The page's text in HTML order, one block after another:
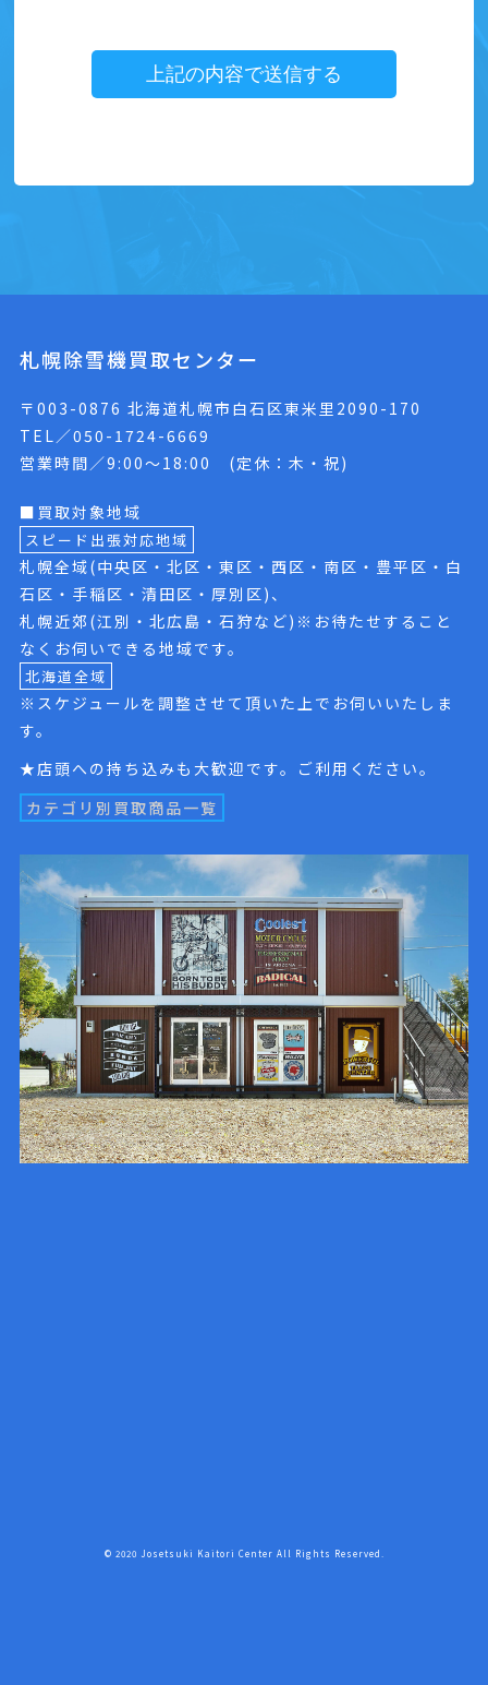
札幌除雪機買取センター
〒003-0876 北海道札幌市白石区東米里2090-170
TEL／050-1724-6669
営業時間／9:00〜18:00 (定休：木・祝)
■買取対象地域
スピード出張対応地域
札幌全域(中央区・北区・東区・西区・南区・豊平区・白
石区・手稲区・清田区・厚別区)、
札幌近郊(江別・北広島・石狩など)※お待たせすること
なくお伺いできる地域です。
北海道全域
※スケジュールを調整させて頂いた上でお伺いいたしま
す。
★店頭への持ち込みも大歓迎です。ご利用ください。
カテゴリ別買取商品一覧
© 2020 Josetsuki Kaitori Center All Rights Reserved.